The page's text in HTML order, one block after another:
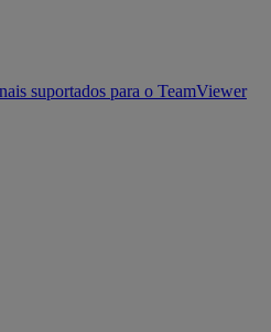
suportados para o TeamViewer